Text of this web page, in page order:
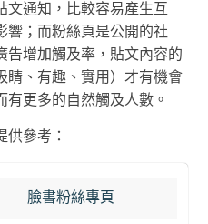
文通知，比較容易產生互
響；而粉絲頁是公開的社
告增加觸及率，貼文內容的
睛、有趣、實用）才有機會
更多的自然觸及人數。
供參考：
臉書粉絲專頁